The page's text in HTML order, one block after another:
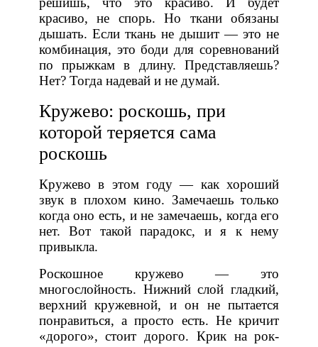
красиво, не спорь. Но ткани обязаны
дышать. Если ткань не дышит — это не
комбинация, это боди для соревнований
по прыжкам в длину. Представляешь?
Нет? Тогда надевай и не думай.
Кружево: роскошь, при
которой теряется сама
роскошь
Кружево в этом году — как хороший
звук в плохом кино. Замечаешь только
когда оно есть, и не замечаешь, когда его
нет. Вот такой парадокс, и я к нему
привыкла.
Роскошное кружево — это
многослойность. Нижний слой гладкий,
верхний кружевной, и он не пытается
понравиться, а просто есть. Не кричит
«дорого», стоит дорого. Крик на рок-